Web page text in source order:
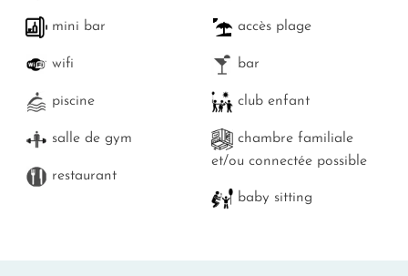
mini bar
wifi
piscine
salle de gym
restaurant
accès plage
bar
club enfant
chambre familiale
et/ou connectée possible
baby sitting